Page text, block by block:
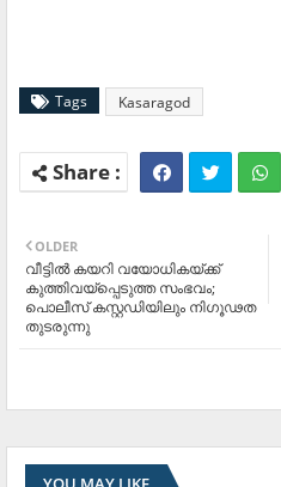
Tags Kasaragod
OLDER
വീട്ടില്‍ കയറി വയോധികയ്ക്ക്
കുത്തിവയ്‌പ്പെടുത്ത സംഭവം;
പൊലീസ് കസ്റ്റഡിയിലും നിഗൂഢത
തുടരുന്നു